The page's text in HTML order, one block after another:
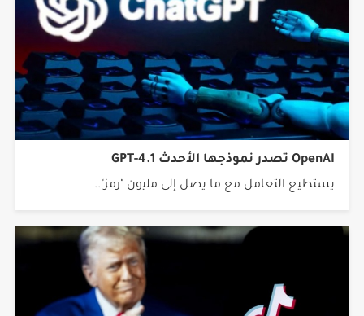
OpenAI تصدر نموذجها الأحدث GPT-4.1
يستطيع التعامل مع ما يصل إلى مليون "رمز"..